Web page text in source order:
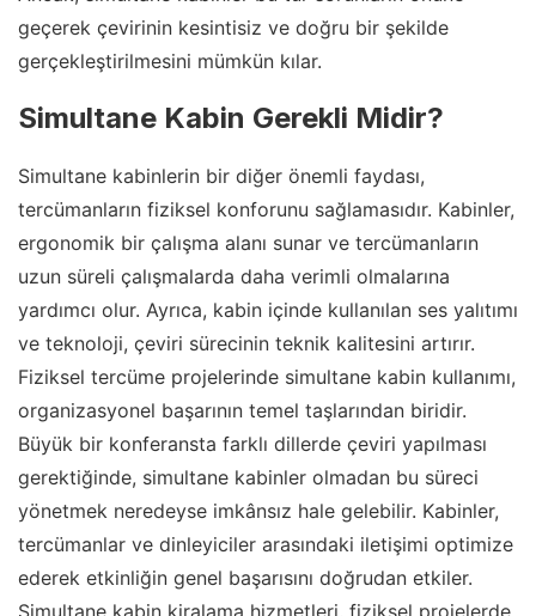
geçerek çevirinin kesintisiz ve doğru bir şekilde
gerçekleştirilmesini mümkün kılar.
Simultane Kabin Gerekli Midir?
Simultane kabinlerin bir diğer önemli faydası,
tercümanların fiziksel konforunu sağlamasıdır. Kabinler,
ergonomik bir çalışma alanı sunar ve tercümanların
uzun süreli çalışmalarda daha verimli olmalarına
yardımcı olur. Ayrıca, kabin içinde kullanılan ses yalıtımı
ve teknoloji, çeviri sürecinin teknik kalitesini artırır.
Fiziksel tercüme projelerinde simultane kabin kullanımı,
organizasyonel başarının temel taşlarından biridir.
Büyük bir konferansta farklı dillerde çeviri yapılması
gerektiğinde, simultane kabinler olmadan bu süreci
yönetmek neredeyse imkânsız hale gelebilir. Kabinler,
tercümanlar ve dinleyiciler arasındaki iletişimi optimize
ederek etkinliğin genel başarısını doğrudan etkiler.
Simultane kabin kiralama hizmetleri, fiziksel projelerde